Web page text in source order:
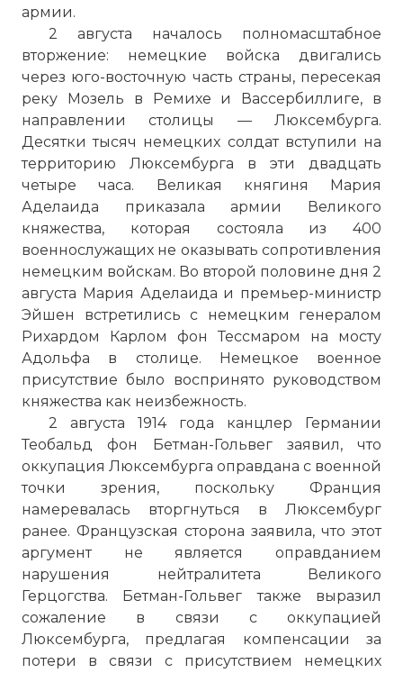
армии.
2 августа началось полномасштабное
вторжение: немецкие войска двигались
через юго-восточную часть страны, пересекая
реку Мозель в Ремихе и Вассербиллиге, в
направлении столицы — Люксембурга.
Десятки тысяч немецких солдат вступили на
территорию Люксембурга в эти двадцать
четыре часа. Великая княгиня Мария
Аделаида приказала армии Великого
княжества, которая состояла из 400
военнослужащих не оказывать сопротивления
немецким войскам. Во второй половине дня 2
августа Мария Аделаида и премьер-министр
Эйшен встретились с немецким генералом
Рихардом Карлом фон Тессмаром на мосту
Адольфа в столице. Немецкое военное
присутствие было воспринято руководством
княжества как неизбежность.
2 августа 1914 года канцлер Германии
Теобальд фон Бетман-Гольвег заявил, что
оккупация Люксембурга оправдана с военной
точки зрения, поскольку Франция
намеревалась вторгнуться в Люксембург
ранее. Французская сторона заявила, что этот
аргумент не является оправданием
нарушения нейтралитета Великого
Герцогства. Бетман-Гольвег также выразил
сожаление в связи с оккупацией
Люксембурга, предлагая компенсации за
потери в связи с присутствием немецких